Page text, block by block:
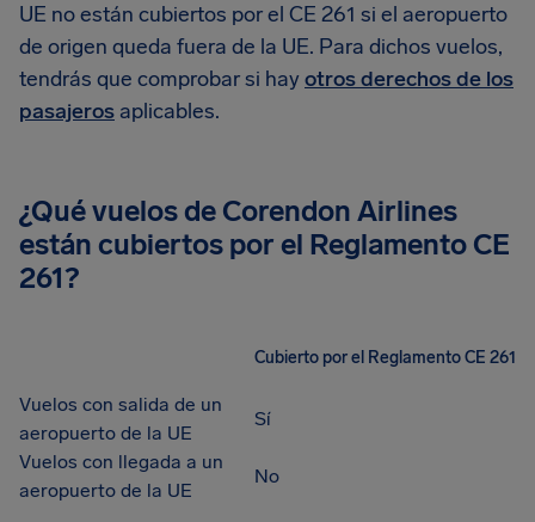
UE no están cubiertos por el CE 261 si el aeropuerto
de origen queda fuera de la UE. Para dichos vuelos,
tendrás que comprobar si hayotros derechos de los
pasajeros aplicables.
¿Qué vuelos de Corendon Airlines
están cubiertos por el Reglamento CE
261?
Cubierto por el Reglamento CE 261
Vuelos con salida de un
aeropuerto de la UE
Sí
Vuelos con llegada a un
aeropuerto de la UE
No